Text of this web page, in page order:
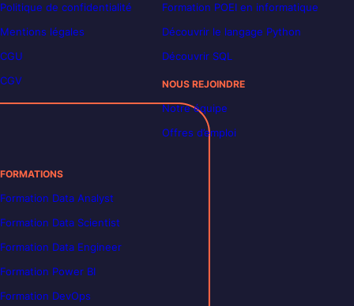
Politique de confidentialité
Mentions légales
CGU
CGV
Formation POEI en informatique
Découvrir le langage Python
Découvrir SQL
NOUS REJOINDRE
Notre équipe
Offres d’emploi
FORMATIONS
Formation Data Analyst
Formation Data Scientist
Formation Data Engineer
Formation Power BI
Formation DevOps